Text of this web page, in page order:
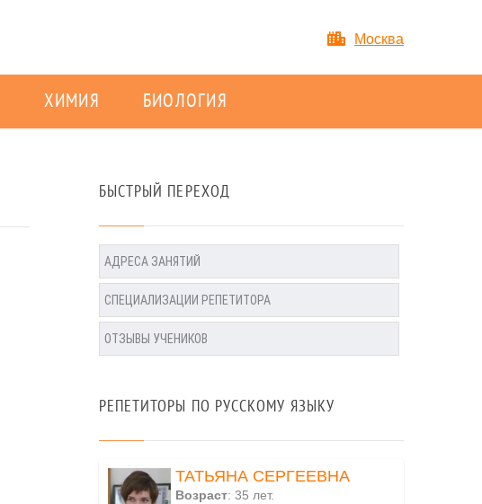
Москва
ХИМИЯ БИОЛОГИЯ
БЫСТРЫЙ ПЕРЕХОД
АДРЕСА ЗАНЯТИЙ
СПЕЦИАЛИЗАЦИИ РЕПЕТИТОРА
ОТЗЫВЫ УЧЕНИКОВ
РЕПЕТИТОРЫ ПО РУССКОМУ ЯЗЫКУ
ТАТЬЯНА СЕРГЕЕВНА
Возраст: 35 лет.